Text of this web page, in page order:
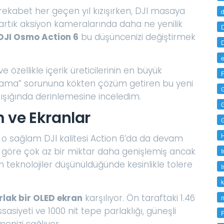
her geçen yıl kızışırken, DJI masaya
aksiyon kameralarında daha ne yenilik
Osmo Action 6 bu düşüncenizi değiştirmek
özellikle içerik üreticilerinin en büyük
sorununa kökten çözüm getiren bu yeni
derinlemesine inceledim.
ve Ekranlar
o sağlam DJI kalitesi Action 6’da da devam
göre çok az bir miktar daha genişlemiş ancak
teknolojiler düşünüldüğünde kesinlikle tolere
bir OLED ekran karşılıyor. Ön taraftaki 1.46
ve 1000 nit tepe parlaklığı, güneşli